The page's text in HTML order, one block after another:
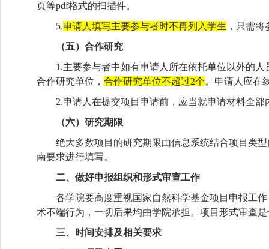
页等pdf格式的扫描件。
5.申请人填写主要参与者时不再列入学生 ，只需
（五）合作研究
1.主要参与者中如有申请人所在依托单位以外的
合作研究单位， 合作研究单位不超过2个。申请人应在
2.申请人在提交项目申请前，应当就申请材料全
（六）研究期限
绝大多数项目的研究期限由信息系统结合项目类
南要求进行填写。
二、做好申报组织和形式审查工作
各学院要高度重视国家自然科学基金项目申报工
术不端行为，一切后果均由学院承担。项目形式审查
三、时间安排及相关要求